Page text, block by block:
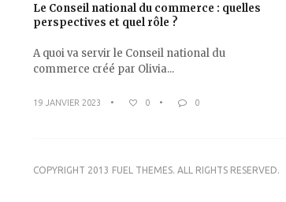
Le Conseil national du commerce : quelles
perspectives et quel rôle ?
A quoi va servir le Conseil national du
commerce créé par Olivia...
19 JANVIER 2023 • 0 • 0
COPYRIGHT 2013 FUEL THEMES. ALL RIGHTS RESERVED.